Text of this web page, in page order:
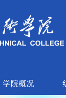
学院概况